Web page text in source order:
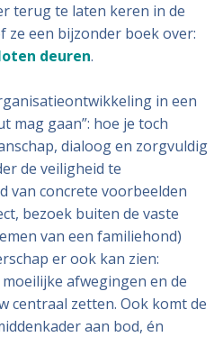
terug te laten keren in de
ze een bijzonder boek over:
deuren.
in een
mag gaan”: hoe je toch
dialoog en zorgvuldig
de veiligheid te
van concrete voorbeelden
bezoek buiten de vaste
van een familiehond)
er ook kan zien:
afwegingen en de
centraal zetten. Ook komt de
aan bod, én